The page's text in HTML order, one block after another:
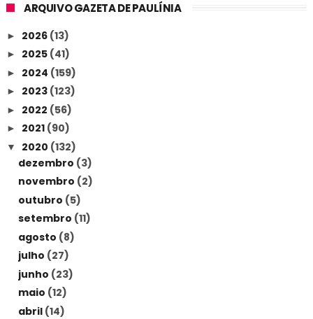
ARQUIVO GAZETA DE PAULÍNIA
► 2026 (13)
► 2025 (41)
► 2024 (159)
► 2023 (123)
► 2022 (56)
► 2021 (90)
▼ 2020 (132)
dezembro (3)
novembro (2)
outubro (5)
setembro (11)
agosto (8)
julho (27)
junho (23)
maio (12)
abril (14)